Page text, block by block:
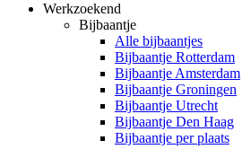
Werkzoekend
Bijbaantje
Alle bijbaantjes
Bijbaantje Rotterdam
Bijbaantje Amsterdam
Bijbaantje Groningen
Bijbaantje Utrecht
Bijbaantje Den Haag
Bijbaantje per plaats